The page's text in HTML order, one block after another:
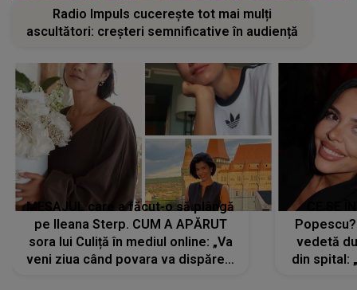
Radio Impuls cucerește tot mai mulți
ascultători: creșteri semnificative în audiență
MESAJUL care a făcut-o să plângă
pe Ileana Sterp. CUM A APĂRUT
sora lui Culiță în mediul online: „Va
veni ziua când povara va dispărea,
vedetă
din spital: